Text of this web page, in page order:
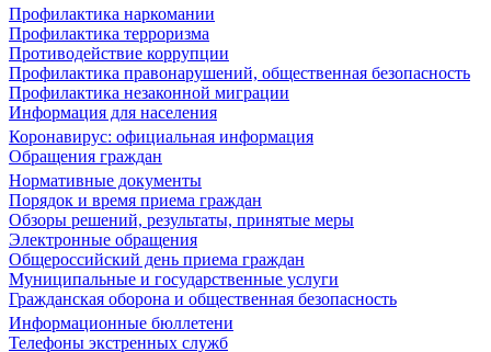
Профилактика наркомании
Профилактика терроризма
Противодействие коррупции
Профилактика правонарушений, общественная безопасность
Профилактика незаконной миграции
Информация для населения
Коронавирус: официальная информация
Обращения граждан
Нормативные документы
Порядок и время приема граждан
Обзоры решений, результаты, принятые меры
Электронные обращения
Общероссийский день приема граждан
Муниципальные и государственные услуги
Гражданская оборона и общественная безопасность
Информационные бюллетени
Телефоны экстренных служб